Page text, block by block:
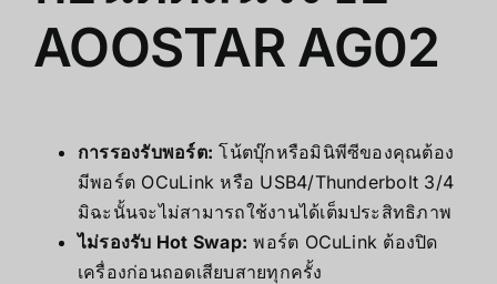
AOOSTAR AG02
การรองรับพอร์ต: โน้ตบุ๊กหรือมินิพีซีของคุณต้อง
มีพอร์ต OCuLink หรือ USB4/Thunderbolt 3/4
มิฉะนั้นจะไม่สามารถใช้งานได้เต็มประสิทธิภาพ
ไม่รองรับ Hot Swap: พอร์ต OCuLink ต้องปิด
เครื่องก่อนถอดเสียบสายทุกครั้ง